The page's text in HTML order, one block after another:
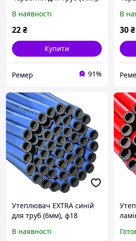
Теплоізол
В наявності
22₴
Купити
Ремер 91%
В
30₴
Утеплювач EXTRA синій
для труб (6мм), ф18
В наявності
d40